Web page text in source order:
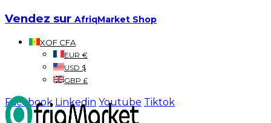
Vendez sur AfriqMarket Shop
XOF CFA
EUR €
USD $
GBP £
Facebook Linkedin Youtube Tiktok